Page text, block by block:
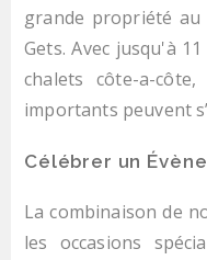
grande propriété au
Gets. Avec jusqu'à
chalets côte-a-
importants peuvent
Célébrer un
La combinaison de
les occasions